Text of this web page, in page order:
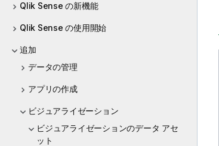
Qlik Sense の新機能
Qlik Sense の使用開始
追加
データの管理
アプリの作成
ビジュアライゼーション
ビジュアライゼーションのデータ アセ
ット